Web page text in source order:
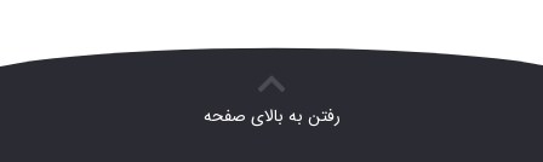
رفتن به بالای صفحه